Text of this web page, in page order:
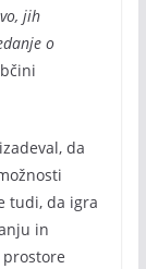
jih
o
da
tudi, da igra
in